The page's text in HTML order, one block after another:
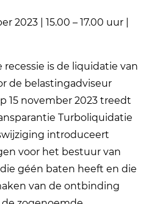
2023 | 15.00 – 17.00 uur |
is de liquidatie van
de belastingadviseur
15 november 2023 treedt
Turboliquidatie
introduceert
voor het bestuur van
géén baten heeft en die
van de ontbinding